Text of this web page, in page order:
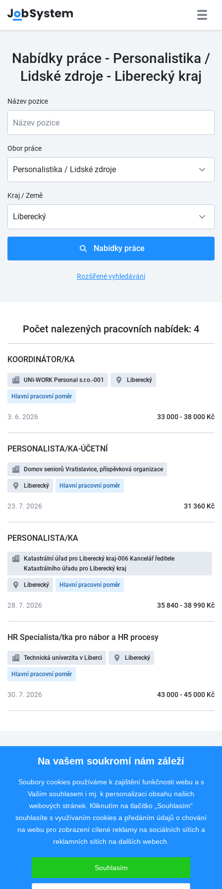
Nabídky práce - Personalistika /
Lidské zdroje - Liberecký kraj
Název pozice
Obor práce
Personalistika / Lidské zdroje
Kraj / Země
Liberecký
Nabídky práce
Rozšířené vyhledávání
Počet nalezených pracovních nabídek: 4
KOORDINÁTOR/KA
UNI-WORK Personal s.r.o.-001 Liberecký
Hlavní pracovní poměr
33 000 - 38 000 Kč
3. 6. 2026
PERSONALISTA/KA-ÚČETNÍ
Domov seniorů Vratislavice, příspěvková organizace
Liberecký Hlavní pracovní poměr
31 360 Kč
23. 7. 2026
PERSONALISTA/KA
Katastrální úřad pro Liberecký kraj-006 Kancelář ředitele
Katastrálního úřadu pro Liberecký kraj
Liberecký Hlavní pracovní poměr
35 840 - 38 990 Kč
28. 7. 2026
HR Specialista/tka pro nábor a HR procesy
Technická univerzita v Liberci Liberecký
Hlavní pracovní poměr
43 000 - 45 000 Kč
30. 7. 2026
Copyright © 2008 - 2026 JobSystem s.r.o.
Pro uchazeče
Rychlý kontakt
Na vašem soukromí nám záleží
Soubory cookies používáme k zajištění funkčnosti webu a s
Vaším souhlasem i mj. k personalizaci obsahu našich
webových stránek. Kliknutím na tlačítko „Souhlasím“
souhlasíte s využívaním cookies a předáním údajů o chování
na webu pro zobrazení cílené reklamy na sociálních sítích a
reklamních sítích na dalších webech.
Souhlasím